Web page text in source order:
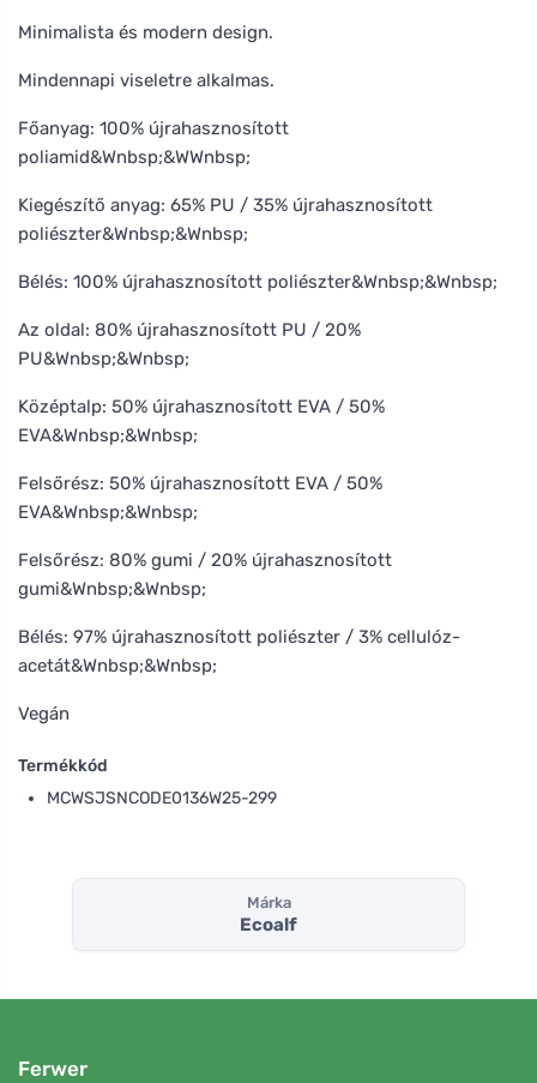
Minimalista és modern design.
Mindennapi viseletre alkalmas.
Főanyag: 100% újrahasznosított
poliamid&Wnbsp;&WWnbsp;
Kiegészítő anyag: 65% PU / 35% újrahasznosított
poliészter&Wnbsp;&Wnbsp;
Bélés: 100% újrahasznosított poliészter&Wnbsp;&Wnbsp;
Az oldal: 80% újrahasznosított PU / 20%
PU&Wnbsp;&Wnbsp;
Középtalp: 50% újrahasznosított EVA / 50%
EVA&Wnbsp;&Wnbsp;
Felsőrész: 50% újrahasznosított EVA / 50%
EVA&Wnbsp;&Wnbsp;
Felsőrész: 80% gumi / 20% újrahasznosított
gumi&Wnbsp;&Wnbsp;
Bélés: 97% újrahasznosított poliészter / 3% cellulóz-
acetát&Wnbsp;&Wnbsp;
Vegán
Termékkód
MCWSJSNCODE0136W25-299
Márka
Ecoalf
Ferwer